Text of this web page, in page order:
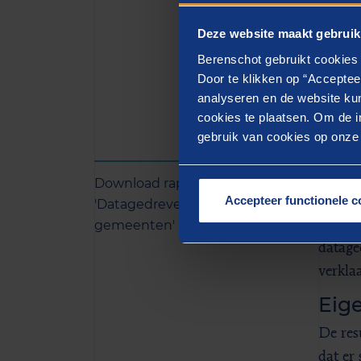
Deze website maakt
Berenschot gebruikt
Door te klikken op
analyseren en de website
cookies te plaatsen. Om de
gebruik van cookies op
Accepteer functionele
Download rapport
'Datagedreven sturing
gemeenten'
De
dat er